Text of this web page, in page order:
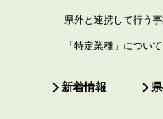
県外と連携して行う
「特定業種」について
新着情報